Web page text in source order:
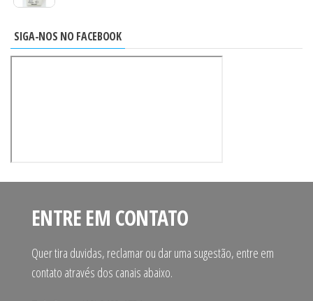
SIGA-NOS NO FACEBOOK
ENTRE EM CONTATO
Quer tira duvidas, reclamar ou dar uma sugestão, entre em
contato através dos canais abaixo.